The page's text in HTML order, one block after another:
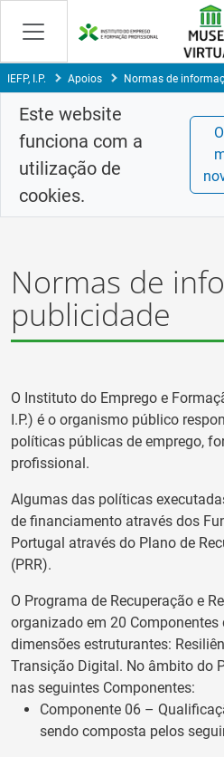
Skip
Content
IEFP, I.P. Apoios Normas de
Este website
funciona com a
utilização de
cookies.
Normas de
publicidade
O Instituto do Emprego e
I.P.) é o organismo público
políticas públicas de emprego,
profissional.
Algumas das políticas
de financiamento através dos
Portugal através do Plano de
(PRR).
O Programa de Recuperação e
organizado em 20
dimensões estruturantes:
Transição Digital. No âmbito do
nas seguintes Componentes:
Componente 06 –
sendo composta pelos